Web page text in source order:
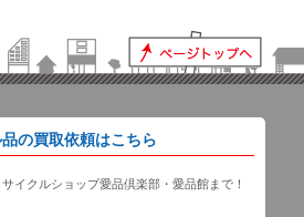
の買取依頼はこちら
イクルショップ愛品倶楽部・愛品館まで！